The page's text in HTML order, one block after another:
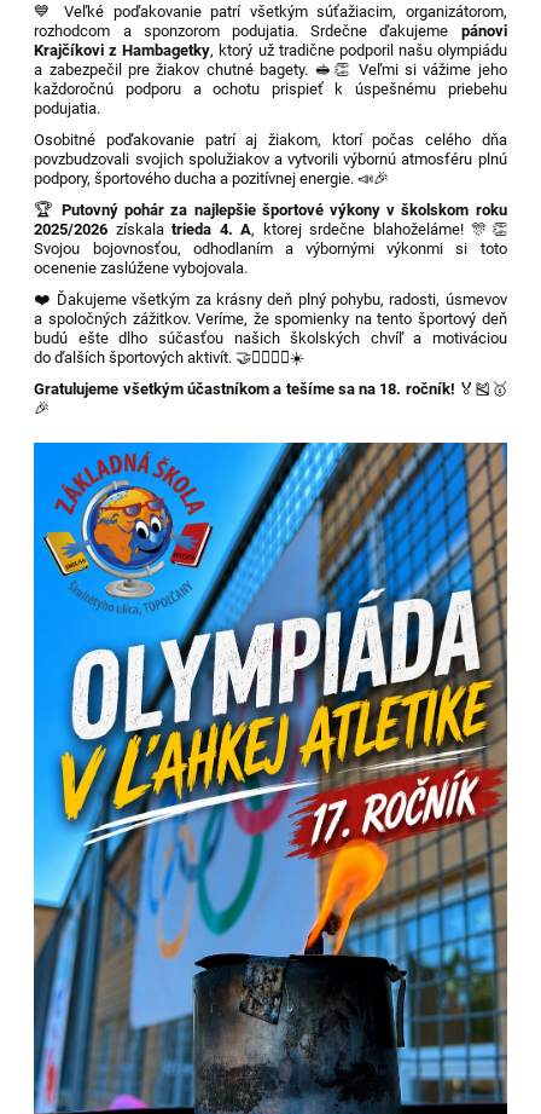
💙 Veľké poďakovanie patrí všetkým súťažiacim, organizátorom,
rozhodcom a sponzorom podujatia. Srdečne ďakujeme pánovi
Krajčíkovi z Hambagetky, ktorý už tradične podporil našu olympiádu
a zabezpečil pre žiakov chutné bagety. 🥪👏 Veľmi si vážime jeho
každoročnú podporu a ochotu prispieť k úspešnému priebehu
podujatia.
Osobitné poďakovanie patrí aj žiakom, ktorí počas celého dňa
povzbudzovali svojich spolužiakov a vytvorili výbornú atmosféru plnú
podpory, športového ducha a pozitívnej energie. 📣🎉
🏆 Putovný pohár za najlepšie športové výkony v školskom roku
2025/2026 získalatrieda 4. A, ktorej srdečne blahoželáme! 🎊👏
Svojou bojovnosťou, odhodlaním a výbornými výkonmi si toto
ocenenie zaslúžene vybojovala.
❤️ Ďakujeme všetkým za krásny deň plný pohybu, radosti, úsmevov
a spoločných zážitkov. Veríme, že spomienky na tento športový deň
budú ešte dlho súčasťou našich školských chvíľ a motiváciou
do ďalších športových aktivít. 🤝🏃‍♀️🏃‍♂️☀️
Gratulujeme všetkým účastníkom a tešíme sa na 18. ročník! 🏅🎽🥇
🎉